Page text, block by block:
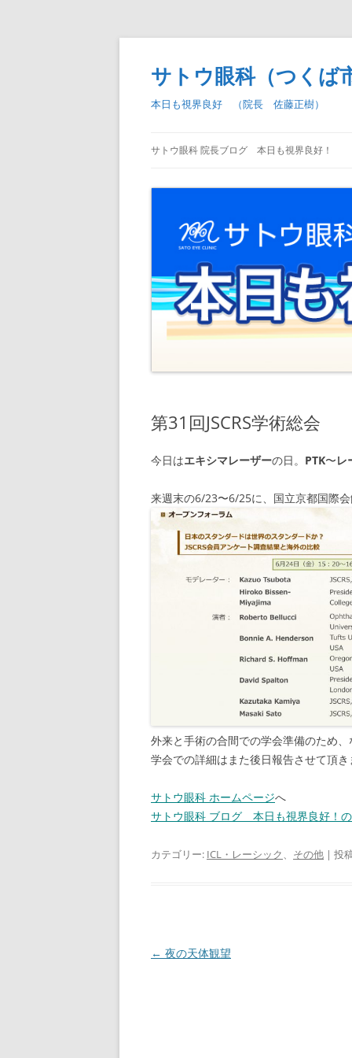
コ
テ
ン
ツ
へ
ス
サトウ眼科（つく
本日も視界良好 （院長 佐藤正樹）
サトウ眼科 院長ブログ 本日も視界良好！
第31回JSCRS学術総会
今日はエキシマレーザーの日。 PTK〜レ
来週末の6/23〜6/25に、国立京都国際会
外来と手術の合間での学会準備のため
学会での詳細はまた後日報告させて頂き
サトウ眼科 ホームページへ
サトウ眼科 ブログ 本日も視界良好！
カテゴリー: ICL・レーシック、 その他 | 投
投
← 夜の天体観望